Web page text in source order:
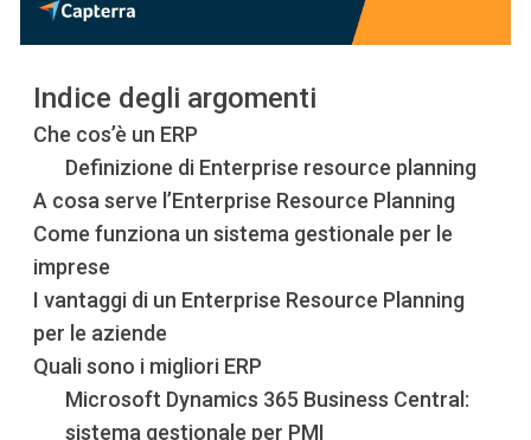
Indice degli argomenti
Che cos’è un ERP
Definizione di Enterprise resource planning
A cosa serve l’Enterprise Resource Planning
Come funziona un sistema gestionale per le
imprese
I vantaggi di un Enterprise Resource Planning
per le aziende
Quali sono i migliori ERP
Microsoft Dynamics 365 Business Central:
sistema gestionale per PMI